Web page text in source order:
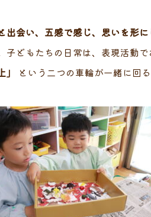
出会い、五感で感じ、思いを形
子どもたちの日常は、表現活動
」
という二つの車輪が一緒に回